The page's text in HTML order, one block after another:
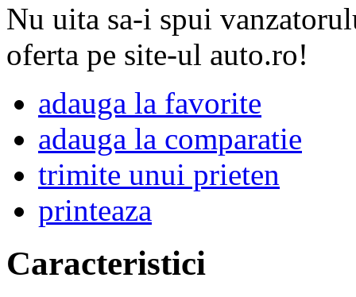
Nu uita sa-i spui
oferta pe site-ul auto.ro!
adauga la favorite
adauga la comparatie
trimite unui prieten
printeaza
Caracteristici